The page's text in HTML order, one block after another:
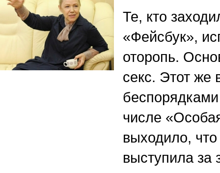
Те, кто
«Фейсбук»,
оторопь.
секс. Этот же
числе
выходило,
выступила за